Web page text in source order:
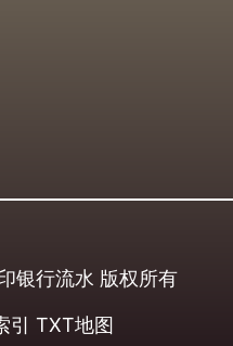
银行流水 版权所有
TXT地图